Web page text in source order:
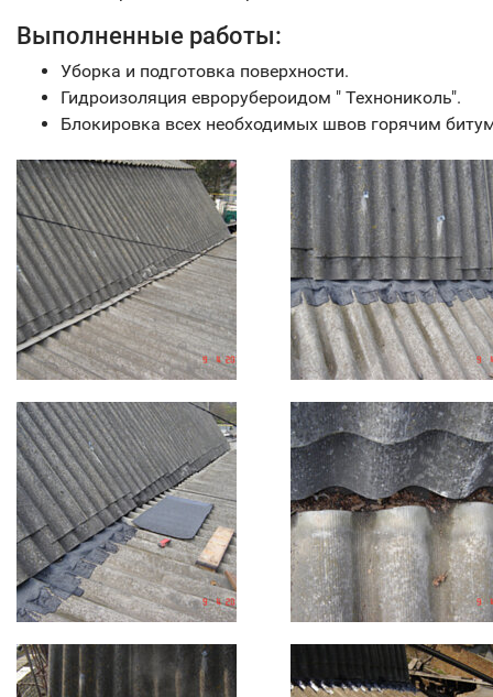
Выполненные работы:
Уборка и подготовка поверхности.
Гидроизоляция еврорубероидом " Технониколь".
Блокировка всех необходимых швов горячим